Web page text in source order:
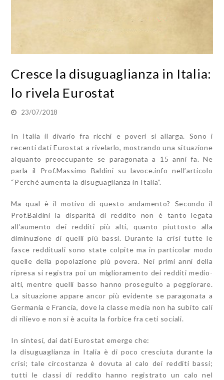
Cresce la disuguaglianza in Italia:
lo rivela Eurostat
23/07/2018
In Italia il divario fra ricchi e poveri si allarga. Sono i
recenti dati Eurostat a rivelarlo, mostrando una situazione
alquanto preoccupante se paragonata a 15 anni fa. Ne
parla il Prof.Massimo Baldini su lavoce.info nell’articolo
“Perché aumenta la disuguaglianza in Italia”.
Ma qual è il motivo di questo andamento? Secondo il
Prof.Baldini la disparità di reddito non è tanto legata
all’aumento dei redditi più alti, quanto piuttosto alla
diminuzione di quelli più bassi. Durante la crisi tutte le
fasce reddituali sono state colpite ma in particolar modo
quelle della popolazione più povera. Nei primi anni della
ripresa si registra poi un miglioramento dei redditi medio-
alti, mentre quelli basso hanno proseguito a peggiorare.
La situazione appare ancor più evidente se paragonata a
Germania e Francia, dove la classe media non ha subito cali
di rilievo e non si è acuita la forbice fra ceti sociali.
In sintesi, dai dati Eurostat emerge che:
la disuguaglianza in Italia è di poco cresciuta durante la
crisi; tale circostanza è dovuta al calo dei redditi bassi;
tutti le classi di reddito hanno registrato un calo nel